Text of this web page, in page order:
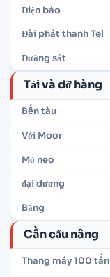
Điện báo
Đài phát thanh Tel
Đường sắt
Tải và dỡ hàng
Bến tàu
Với Moor
Mỏ neo
đại dương
Băng
Cần cẩu nâng
Thang máy 100 tấn